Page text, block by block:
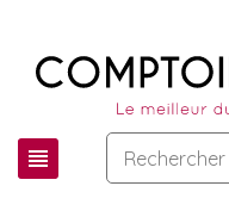
view_headline